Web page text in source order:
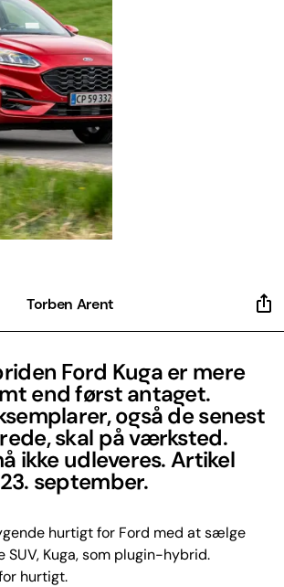
Torben Arent
Ford Kuga er mere
end først antaget.
også de senest
skal på værksted.
ikke udleveres. Artikel
september.
hurtigt for Ford med at sælge
SUV, Kuga, som plugin-hybrid.
hurtigt.